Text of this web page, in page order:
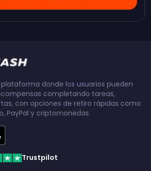
donde los usuarios pueden
completando tareas,
con opciones de retiro rápidas como
PayPal y criptomonedas.
Trustpilot